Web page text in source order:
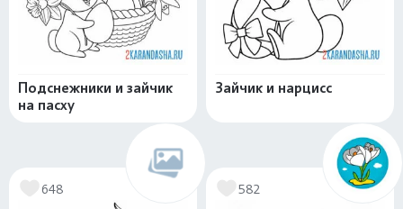
Подснежники и зайчик
на пасху
Зайчик и нарцисс
648 582